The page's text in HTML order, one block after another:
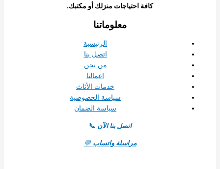
كافة احتياجات منزلك أو مكتبك.
معلوماتنا
الرئيسية
اتصل بنا
من نحن
اعمالنا
خدمات الأثاث
سياسة الخصوصية
سياسة الضمان
اتصل بنا الآن 📞
مراسلة واتساب 💬